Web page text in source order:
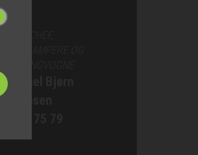
Michael Bjørn
Jakobsen